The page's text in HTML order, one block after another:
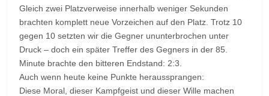
Gleich zwei Platzverweise innerhalb weniger Sekunden
brachten komplett neue Vorzeichen auf den Platz. Trotz 10
gegen 10 setzten wir die Gegner ununterbrochen unter
Druck – doch ein später Treffer des Gegners in der 85.
Minute brachte den bitteren Endstand: 2:3.
Auch wenn heute keine Punkte heraussprangen:
Diese Moral, dieser Kampfgeist und dieser Wille machen